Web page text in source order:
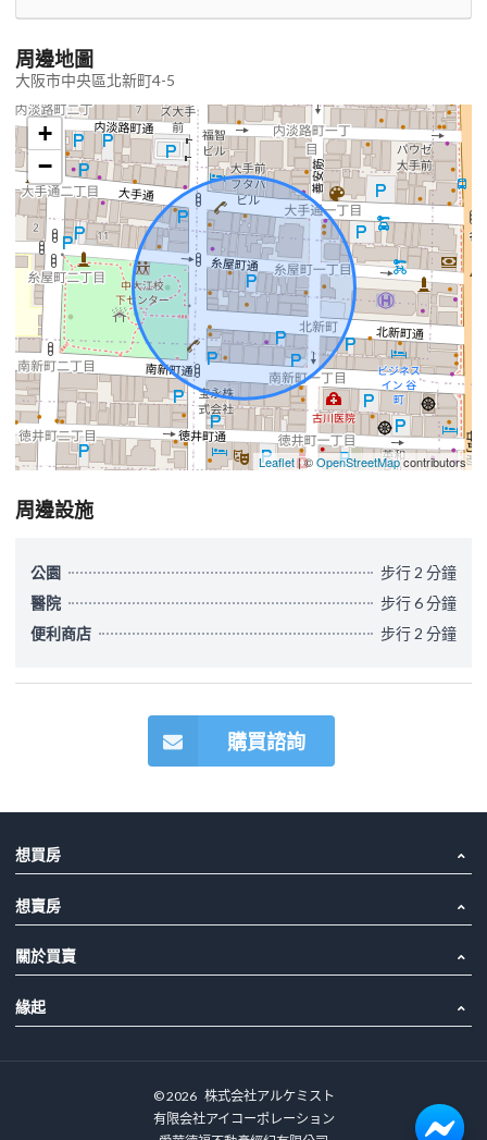
周邊地圖
大阪市中央區北新町4-5
+
−
Leaflet| ©OpenStreetMapcontributors
周邊設施
公園
步行 2 分鐘
醫院
步行 6 分鐘
便利商店
步行 2 分鐘
購買諮詢
想買房
想賣房
關於買賣
緣起
©2026 株式会社アルケミスト
有限会社アイコーポレーション